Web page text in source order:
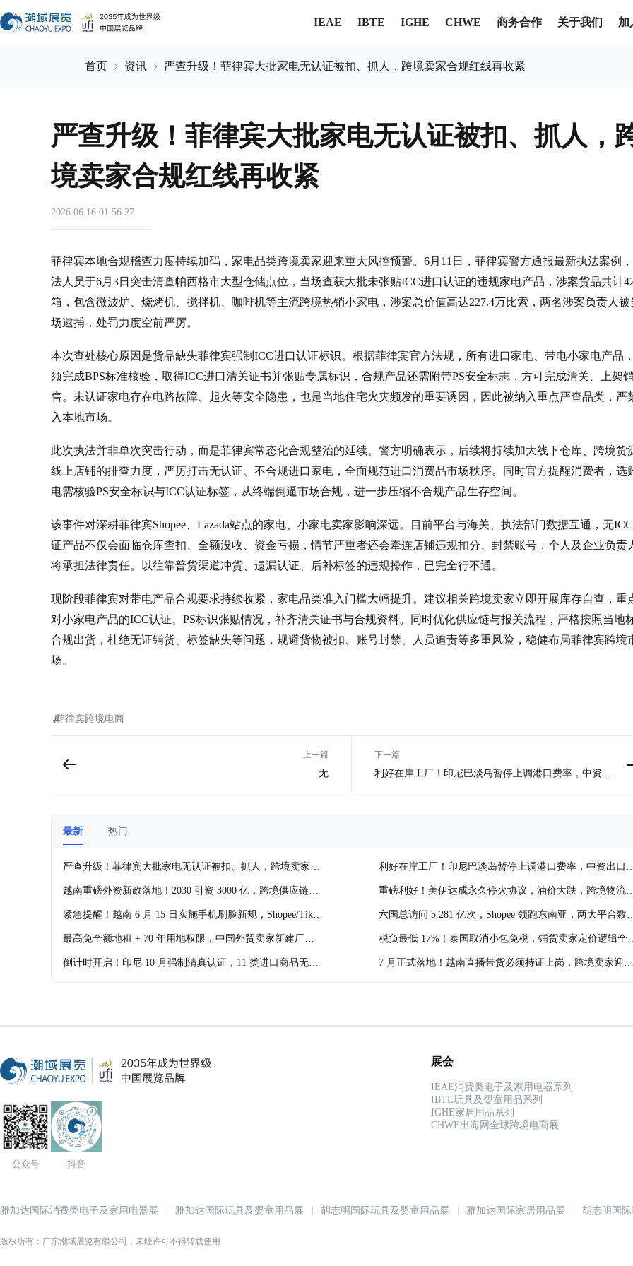
IEAE IBTE IGHE CHWE 商务合作 关于我们 加
首页 资讯 严查升级！菲律宾大批家电无认证被扣、抓人，跨境卖家合规红线再收紧
严查升级！菲律宾大批家电无认证被扣、抓人，
境卖家合规红线再收紧
2026.06.16 01:56:27
菲律宾本地合规稽查力度持续加码，家电品类跨境卖家迎来重大风控预警。6月11日，菲律宾警方通报最新执法案例，
法人员于6月3日突击清查帕西格市大型仓储点位，当场查获大批未张贴ICC进口认证的违规家电产品，涉案货品共计
箱，包含微波炉、烧烤机、搅拌机、咖啡机等主流跨境热销小家电，涉案总价值高达227.4万比索，两名涉案负责人被
场逮捕，处罚力度空前严厉。
本次查处核心原因是货品缺失菲律宾强制ICC进口认证标识。根据菲律宾官方法规，所有进口家电、带电小家电产品
须完成BPS标准核验，取得ICC进口清关证书并张贴专属标识，合规产品还需附带PS安全标志，方可完成清关、上架销
售。未认证家电存在电路故障、起火等安全隐患，也是当地住宅火灾频发的重要诱因，因此被纳入重点严查品类，严
入本地市场。
此次执法并非单次突击行动，而是菲律宾常态化合规整治的延续。警方明确表示，后续将持续加大线下仓库、跨境货
线上店铺的排查力度，严厉打击无认证、不合规进口家电，全面规范进口消费品市场秩序。同时官方提醒消费者，选
电需核验PS安全标识与ICC认证标签，从终端倒逼市场合规，进一步压缩不合规产品生存空间。
该事件对深耕菲律宾Shopee、Lazada站点的家电、小家电卖家影响深远。目前平台与海关、执法部门数据互通，无
证产品不仅会面临仓库查扣、全额没收、资金亏损，情节严重者还会牵连店铺违规扣分、封禁账号，个人及企业负责
将承担法律责任。以往靠普货渠道冲货、遗漏认证、后补标签的违规操作，已完全行不通。
现阶段菲律宾对带电产品合规要求持续收紧，家电品类准入门槛大幅提升。建议相关跨境卖家立即开展库存自查，重
对小家电产品的ICC认证、PS标识张贴情况，补齐清关证书与合规资料。同时优化供应链与报关流程，严格按照当地
合规出货，杜绝无证铺货、标签缺失等问题，规避货物被扣、账号封禁、人员追责等多重风险，稳健布局菲律宾跨境
场。
菲律宾跨境电商
上一篇
无
下一篇
利好在岸工厂！印尼巴淡岛暂停上调港口费率，中资出
最新 热门
严查升级！菲律宾大批家电无认证被扣、抓人，跨境卖家合
利好在岸工厂！印尼巴淡岛暂停上调港口费率，中资出口
越南重磅外资新政落地！2030 引资 3000 亿，跨境供应链卖
重磅利好！美伊达成永久停火协议，油价大跌，跨境物流
紧急提醒！越南 6 月 15 日实施手机刷脸新规，Shopee/TikTo
六国总访问 5.281 亿次，Shopee 领跑东南亚，两大平台数
最高免全额地租 + 70 年用地权限，中国外贸卖家新建厂选
税负最低 17%！泰国取消小包免税，铺货卖家定价逻辑全
倒计时开启！印尼 10 月强制清真认证，11 类进口商品无资
7 月正式落地！越南直播带货必须持证上岗，跨境卖家迎来
公众号 抖音
展会
IEAE消费类电子及家用电器系列
IBTE玩具及婴童用品系列
IGHE家居用品系列
CHWE出海网全球跨境电商展
雅加达国际消费类电子及家用电器展 雅加达国际玩具及婴童用品展 胡志明国际玩具及婴童用品展 雅加达国际家居用品展 胡志明国
版权所有：广东潮域展览有限公司，未经许可不得转载使用